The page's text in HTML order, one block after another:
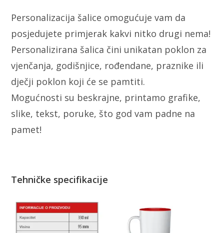
Personalizacija šalice omogućuje vam da
posjedujete primjerak kakvi nitko drugi nema!
Personalizirana šalica čini unikatan poklon za
vjenčanja, godišnjice, rođendane, praznike ili
dječji poklon koji će se pamtiti.
Mogućnosti su beskrajne, printamo grafike,
slike, tekst, poruke, što god vam padne na
pamet!
Tehničke specifikacije